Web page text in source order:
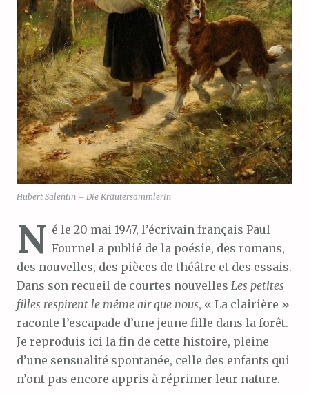
Hubert Salentin – Die Kräutersammlerin
N é le 20 mai 1947, l’écrivain français Paul
Fournel a publié de la poésie, des romans,
des nouvelles, des pièces de théâtre et des essais.
Dans son recueil de courtes nouvelles Les petites
filles respirent le même air que nous, « La clairière »
raconte l’escapade d’une jeune fille dans la forêt.
Je reproduis ici la fin de cette histoire, pleine
d’une sensualité spontanée, celle des enfants qui
n’ont pas encore appris à réprimer leur nature.